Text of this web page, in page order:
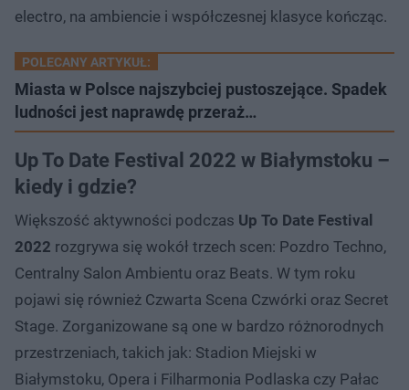
electro, na ambiencie i współczesnej klasyce kończąc.
POLECANY ARTYKUŁ:
Miasta w Polsce najszybciej pustoszejące. Spadek
ludności jest naprawdę przeraż…
Up To Date Festival 2022 w Białymstoku –
kiedy i gdzie?
Większość aktywności podczas Up To Date Festival
2022 rozgrywa się wokół trzech scen: Pozdro Techno,
Centralny Salon Ambientu oraz Beats. W tym roku
pojawi się również Czwarta Scena Czwórki oraz Secret
Stage. Zorganizowane są one w bardzo różnorodnych
przestrzeniach, takich jak: Stadion Miejski w
Białymstoku, Opera i Filharmonia Podlaska czy Pałac